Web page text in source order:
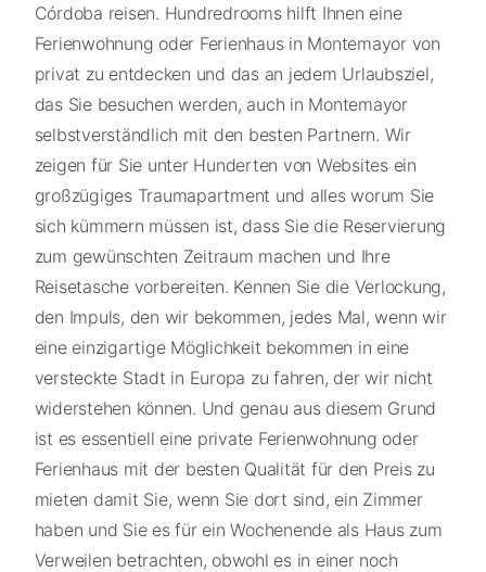
Córdoba reisen. Hundredrooms hilft Ihnen eine
Ferienwohnung oder Ferienhaus in Montemayor von
privat zu entdecken und das an jedem Urlaubsziel,
das Sie besuchen werden, auch in Montemayor
selbstverständlich mit den besten Partnern. Wir
zeigen für Sie unter Hunderten von Websites ein
großzügiges Traumapartment und alles worum Sie
sich kümmern müssen ist, dass Sie die Reservierung
zum gewünschten Zeitraum machen und Ihre
Reisetasche vorbereiten. Kennen Sie die Verlockung,
den Impuls, den wir bekommen, jedes Mal, wenn wir
eine einzigartige Möglichkeit bekommen in eine
versteckte Stadt in Europa zu fahren, der wir nicht
widerstehen können. Und genau aus diesem Grund
ist es essentiell eine private Ferienwohnung oder
Ferienhaus mit der besten Qualität für den Preis zu
mieten damit Sie, wenn Sie dort sind, ein Zimmer
haben und Sie es für ein Wochenende als Haus zum
Verweilen betrachten, obwohl es in einer noch